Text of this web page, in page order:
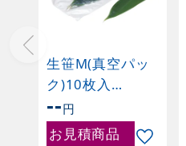
生笹M(真空パッ
ク)10枚入
(W22355)
--円
お見積商品